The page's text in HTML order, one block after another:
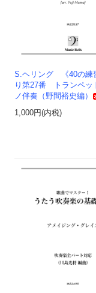
S.ヘリング 《40の練
り第27番 トランペッ
ノ伴奏（野間裕史編）
1,000円(内税)